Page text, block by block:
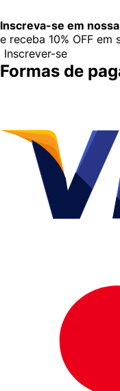
Inscreva-se em
e receba 10% OFF em
Inscrever-se
Formas de